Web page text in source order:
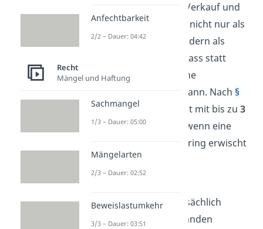
als auch Kauf, Nutzung, Verkauf und
Herstellung gelten dabei nicht nur als
Ordnungswidrigkeit, sondern als
. Das bedeutet, dass statt
einerGeldstrafe
auch eine
drohen kann. Nach§
52 Absatz 3 Nr.1 WaffG
ist mit bis zu 3
JahrenHaft zu rechnen, wenn eine
Person mit einem Schlagring erwischt
wird. Außerdem wird er
beschlagnahmt
Wenn der Schlagring tatsächlich
eingesetzt wird, um jemanden
Anfechtbarkeit
2/2 – Dauer: 04:42
Recht
Mängel und Haftung
Sachmangel
1/3 – Dauer: 05:00
Mängelarten
2/3 – Dauer: 02:52
Beweislastumkehr
3/3 – Dauer: 03:51